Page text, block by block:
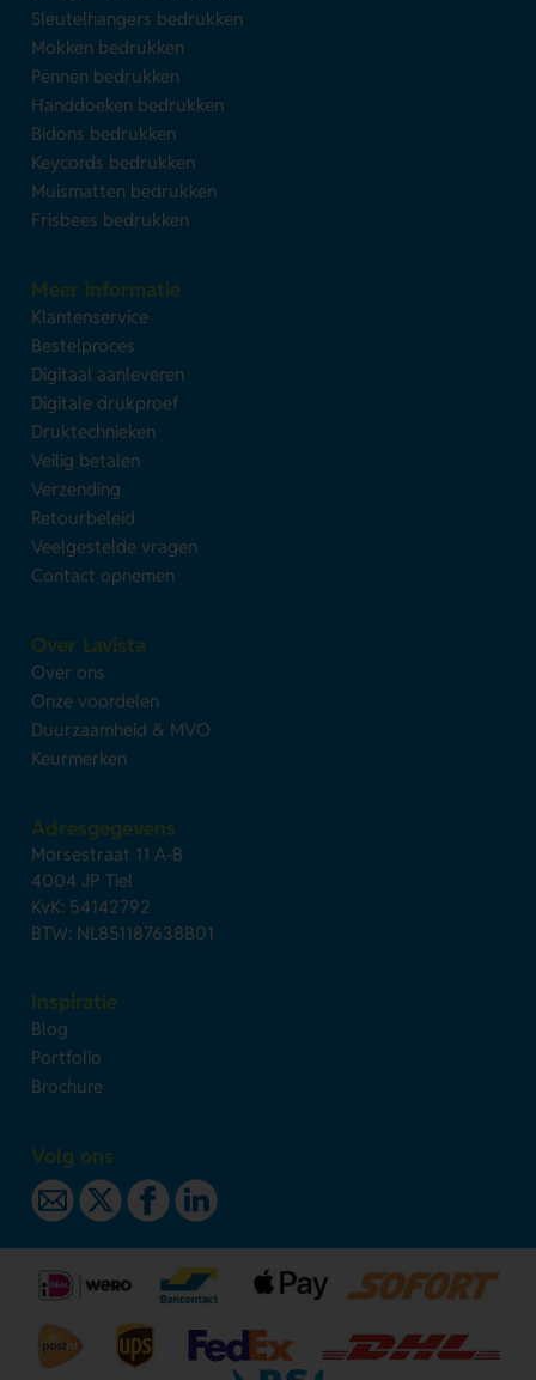
Sleutelhangers bedrukken
Mokken bedrukken
Pennen bedrukken
Handdoeken bedrukken
Bidons bedrukken
Keycords bedrukken
Muismatten bedrukken
Frisbees bedrukken
Meer informatie
Klantenservice
Bestelproces
Digitaal aanleveren
Digitale drukproef
Druktechnieken
Veilig betalen
Verzending
Retourbeleid
Veelgestelde vragen
Contact opnemen
Over Lavista
Over ons
Onze voordelen
Duurzaamheid & MVO
Keurmerken
Adresgegevens
Morsestraat 11 A-B
4004 JP Tiel
KvK: 54142792
BTW: NL851187638B01
Inspiratie
Blog
Portfolio
Brochure
Volg ons